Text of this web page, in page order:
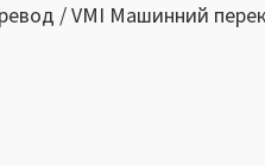
/ VMI Машинний